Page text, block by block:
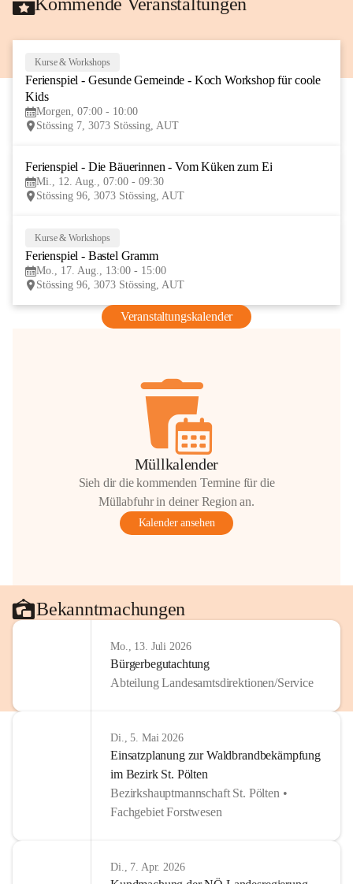
AUG
Kurse & Workshops
Ferienspiel - Gesunde Gemeinde - Koch Workshop für coole
Kids
Morgen, 07:00 - 10:00
Stössing 7, 3073 Stössing, AUT
Ferienspiel - Die Bäuerinnen - Vom Küken zum Ei
Mi., 12. Aug., 07:00 - 09:30
Stössing 96, 3073 Stössing, AUT
Kurse & Workshops
Ferienspiel - Bastel Gramm
Mo., 17. Aug., 13:00 - 15:00
Stössing 96, 3073 Stössing, AUT
Veranstaltungskalender
Müllkalender
Sieh dir die kommenden Termine für die
Müllabfuhr in deiner Region an.
Kalender ansehen
Bekanntmachungen
Mo., 13. Juli 2026
Bürgerbegutachtung
Abteilung Landesamtsdirektionen/Service
Di., 5. Mai 2026
Einsatzplanung zur Waldbrandbekämpfung
im Bezirk St. Pölten
Bezirkshauptmannschaft St. Pölten •
Fachgebiet Forstwesen
Di., 7. Apr. 2026